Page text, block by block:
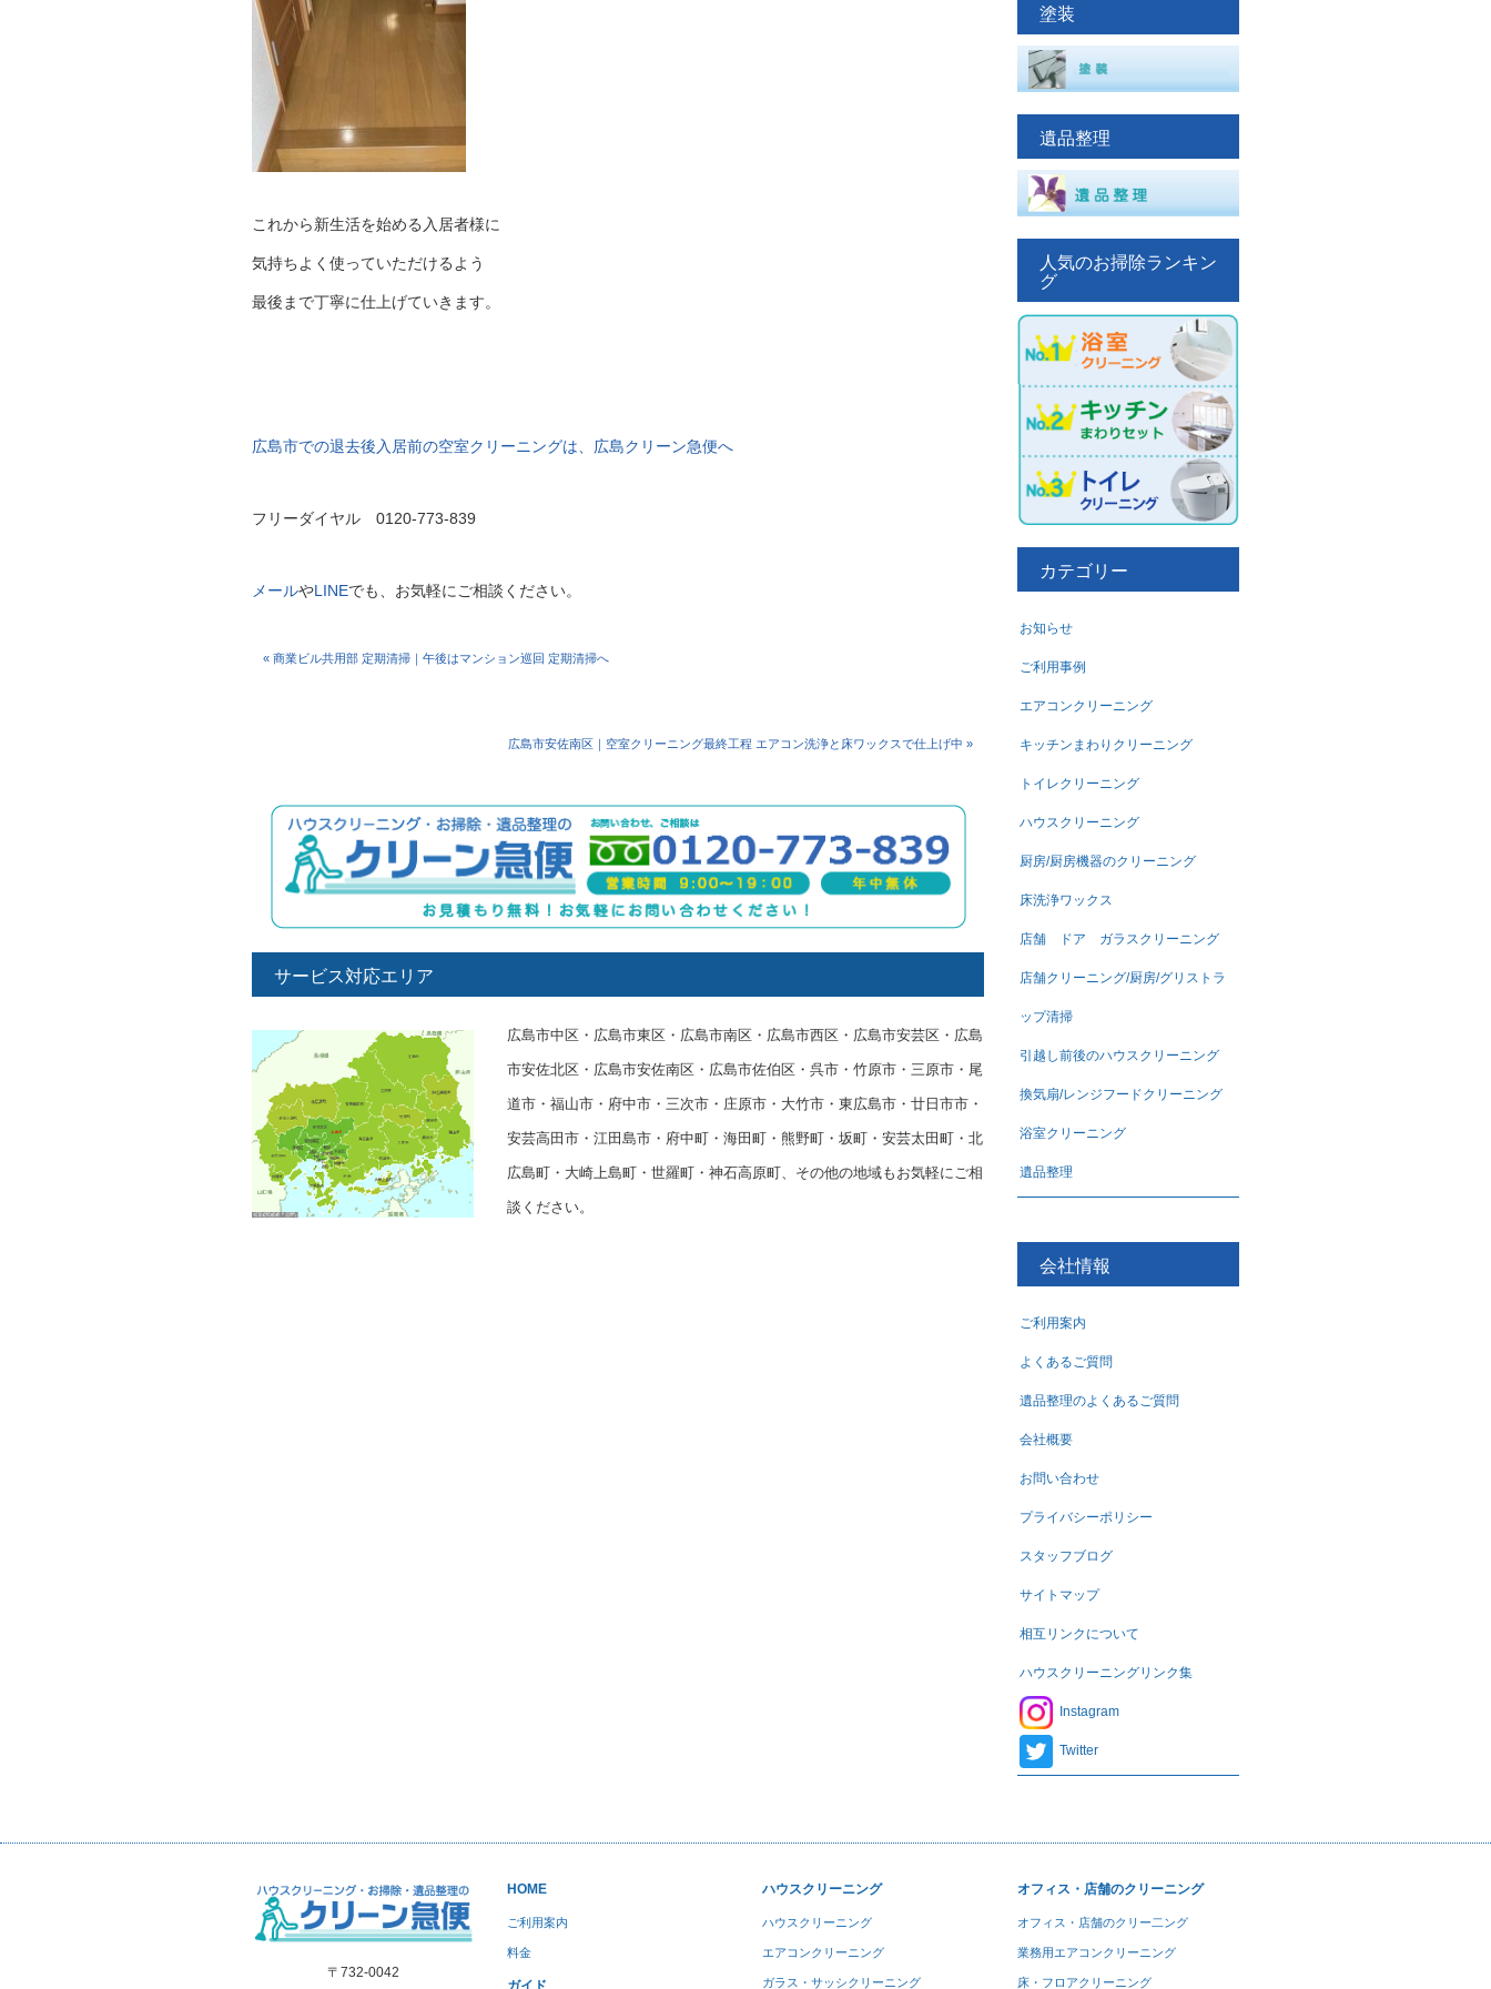
これから新生活を始める入居者様に
気持ちよく使っていただけるよう
最後まで丁寧に仕上げていきます。
広島市での退去後入居前の空室クリーニングは、広島クリーン急便へ
フリーダイヤル 0120-773-839
メールやLINEでも、お気軽にご相談ください。
« 商業ビル共用部 定期清掃｜午後はマンション巡回 定期清掃へ
広島市安佐南区｜空室クリーニング最終工程 エアコン洗浄と床ワックスで仕上げ中 »
サービス対応エリア
広島市中区・広島市東区・広島市南区・広島市西区・広島市安芸区・広島
市安佐北区・広島市安佐南区・広島市佐伯区・呉市・竹原市・三原市・尾
道市・福山市・府中市・三次市・庄原市・大竹市・東広島市・廿日市市・
安芸高田市・江田島市・府中町・海田町・熊野町・坂町・安芸太田町・北
広島町・大崎上島町・世羅町・神石高原町、その他の地域もお気軽にご相
談ください。
塗装
遺品整理
人気のお掃除ランキン
グ
カテゴリー
お知らせ
ご利用事例
エアコンクリーニング
キッチンまわりクリーニング
トイレクリーニング
ハウスクリーニング
厨房/厨房機器のクリーニング
床洗浄ワックス
店舗 ドア ガラスクリーニング
店舗クリーニング/厨房/グリストラ
ップ清掃
引越し前後のハウスクリーニング
換気扇/レンジフードクリーニング
浴室クリーニング
遺品整理
会社情報
ご利用案内
よくあるご質問
遺品整理のよくあるご質問
会社概要
お問い合わせ
プライバシーポリシー
スタッフブログ
サイトマップ
相互リンクについて
ハウスクリーニングリンク集
Instagram
Twitter
〒732-0042
HOME
ご利用案内
料金
ハウスクリーニング
ハウスクリーニング
エアコンクリーニング
ガラス・サッシクリーニング
オフィス・店舗のクリーニング
オフィス・店舗のクリー二ング
業務用エアコンクリーニング
床・フロアクリーニング